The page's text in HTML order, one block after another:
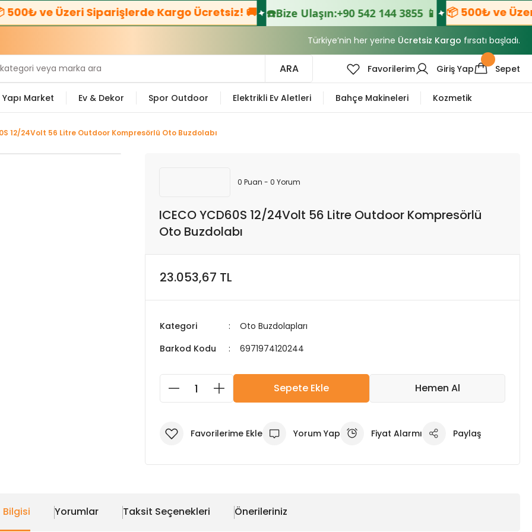
ve Üzeri Siparişlerde Kargo Ücretsiz! 🚚 ☎️Bize Ulaşın:+90 542 144 3855 📱 📦 500₺ ve Üzeri
Türkiye’nin her yerine Ücretsiz Kargo fırsatı başladı.
ARA Favorilerim Giriş Yap Sepet
Yapı Market Ev & Dekor Spor Outdoor Elektrikli Ev Aletleri Bahçe Makineleri Kozmetik
12/24Volt 56 Litre Outdoor Kompresörlü Oto Buzdolabı
0 Puan - 0 Yorum
ICECO YCD60S 12/24Volt 56 Litre Outdoor Kompresörlü
Oto Buzdolabı
23.053,67 TL
Kategori
Oto Buzdolapları
Barkod Kodu
6971974120244
Sepete Ekle Hemen Al
Yorum Yap Fiyat Alarmı Paylaş
Bilgisi Yorumlar Taksit Seçenekleri Önerileriniz